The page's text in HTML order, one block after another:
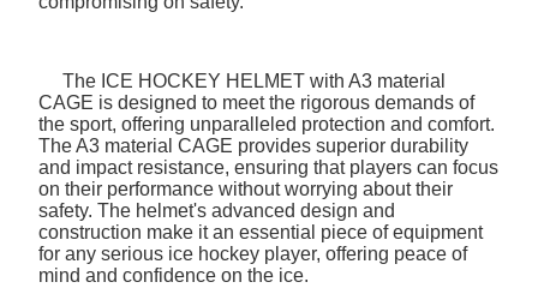
The ICE HOCKEY HELMET with A3 material
CAGE is designed to meet the rigorous demands of
the sport, offering unparalleled protection and comfort.
The A3 material CAGE provides superior durability
and impact resistance, ensuring that players can focus
on their performance without worrying about their
safety. The helmet's advanced design and
construction make it an essential piece of equipment
for any serious ice hockey player, offering peace of
mind and confidence on the ice.